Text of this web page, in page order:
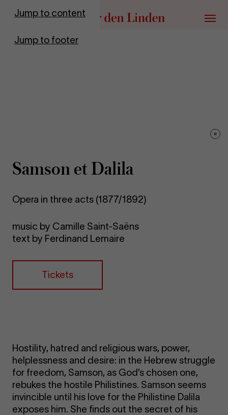
Jump to content
Jump to footer
Go to homepage
Menu
Sam­son et Da­lila
Opera in three acts (1877/1892)
music by Camille Saint-Saëns
text by Ferdinand Lemaire
Tickets
Hostility, hatred and religious wars, power,
helplessness and desire: in the Hebrew struggle
for freedom, Samson, as God’s chosen one,
rebukes the hostile Philistines. Samson seems
invincible until his love for the Philistine Dalila
exposes him. She finds out the secret of his